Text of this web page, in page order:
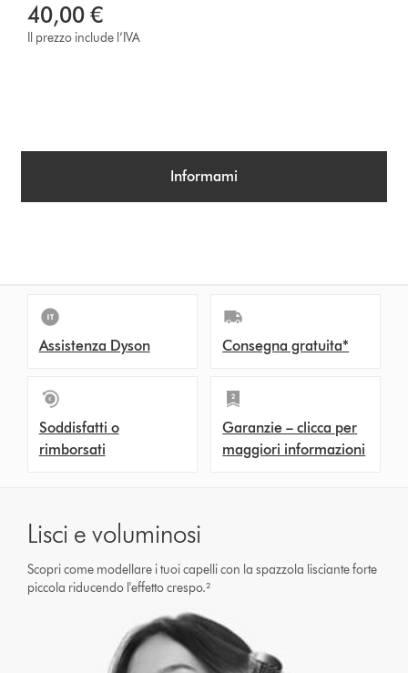
40,00 €
Il prezzo include l’IVA
Informami
Assistenza Dyson Consegna gratuita*
Soddisfatti o
rimborsati
Garanzie – clicca per
maggiori informazioni
Lisci e voluminosi
Scopri come modellare i tuoi capelli con la spazzola lisciante forte
piccola riducendo l'effetto crespo.²